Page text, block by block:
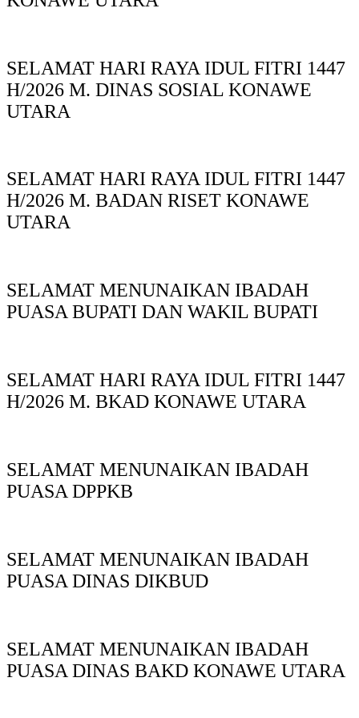
SELAMAT HARI RAYA IDUL FITRI 1447
H/2026 M. DINAS SOSIAL KONAWE
UTARA
SELAMAT HARI RAYA IDUL FITRI 1447
H/2026 M. BADAN RISET KONAWE
UTARA
SELAMAT MENUNAIKAN IBADAH
PUASA BUPATI DAN WAKIL BUPATI
SELAMAT HARI RAYA IDUL FITRI 1447
H/2026 M. BKAD KONAWE UTARA
SELAMAT MENUNAIKAN IBADAH
PUASA DPPKB
SELAMAT MENUNAIKAN IBADAH
PUASA DINAS DIKBUD
SELAMAT MENUNAIKAN IBADAH
PUASA DINAS BAKD KONAWE UTARA